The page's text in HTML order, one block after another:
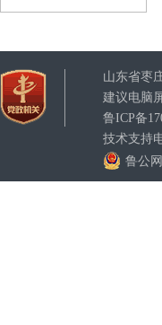
山东省枣
建议电脑
鲁ICP备
技术支持
鲁公